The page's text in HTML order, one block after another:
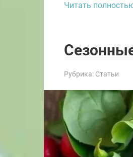
Читать
Рубрика: Статьи